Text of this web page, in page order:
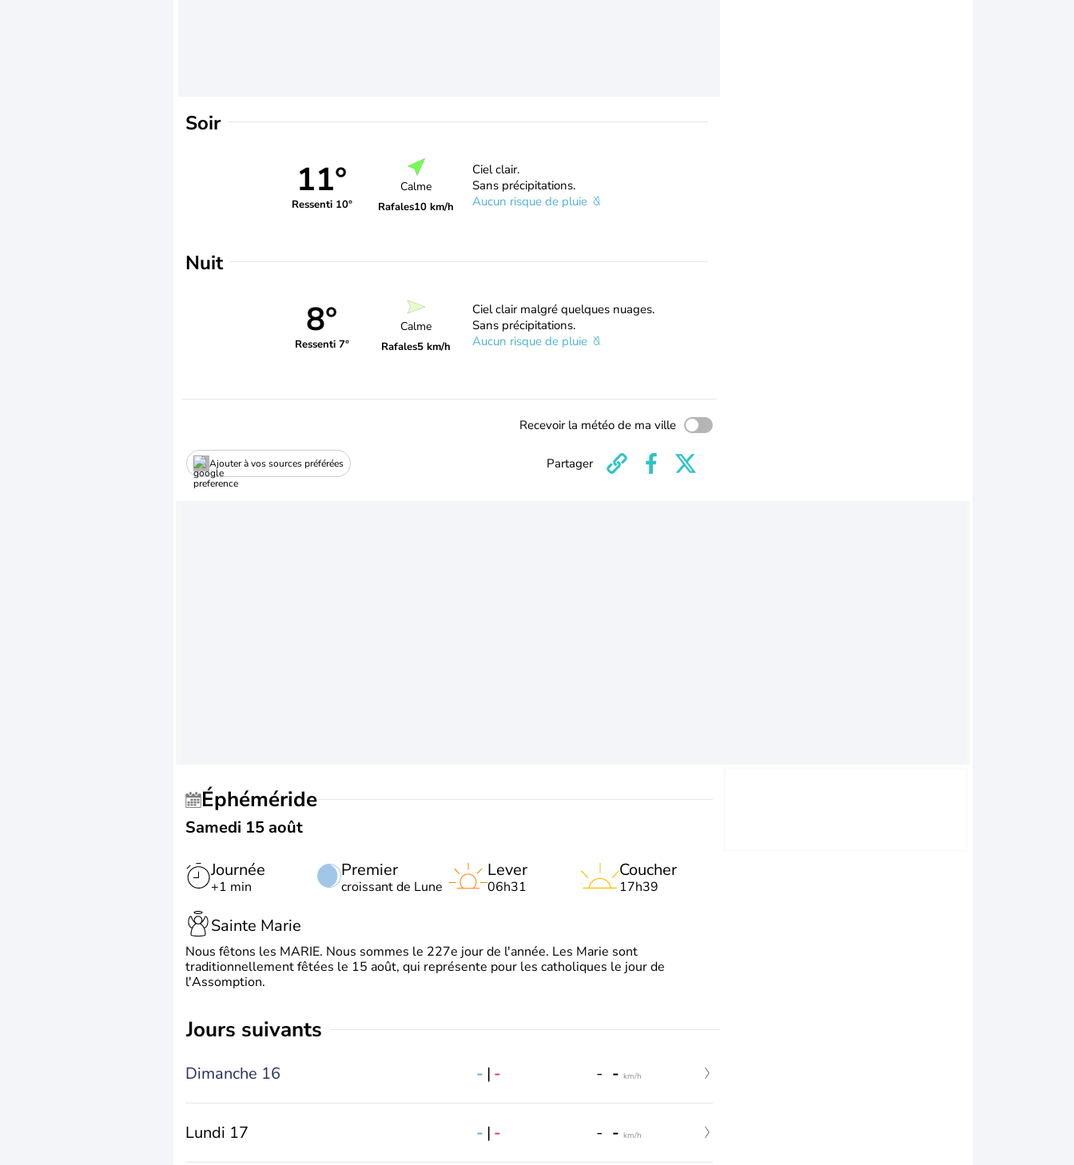
Soir
11°
Ressenti 10°
Calme
Rafales10 km/h
Ciel clair.
Sans précipitations.
Aucun risque de pluie
Nuit
8°
Ressenti 7°
Calme
Rafales5 km/h
Ciel clair malgré quelques nuages.
Sans précipitations.
Aucun risque de pluie
Recevoir la météo de ma ville
Ajouter à vos sources préférées Partager
Éphéméride
Samedi 15 août
Journée
+1 min
Premier
croissant de Lune
Lever
06h31
Coucher
17h39
Sainte Marie
Nous fêtons les MARIE. Nous sommes le 227e jour de l'année. Les Marie sont
traditionnellement fêtées le 15 août, qui représente pour les catholiques le jour de
l'Assomption.
jours suivants
Dimanche 16 - | - - - km/h
Lundi 17 - | - - - km/h